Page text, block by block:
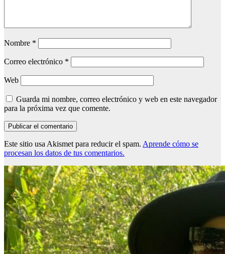
Nombre *
Correo electrónico *
Web
Guarda mi nombre, correo electrónico y web en este navegador
para la próxima vez que comente.
Este sitio usa Akismet para reducir el spam. Aprende cómo se
procesan los datos de tus comentarios.